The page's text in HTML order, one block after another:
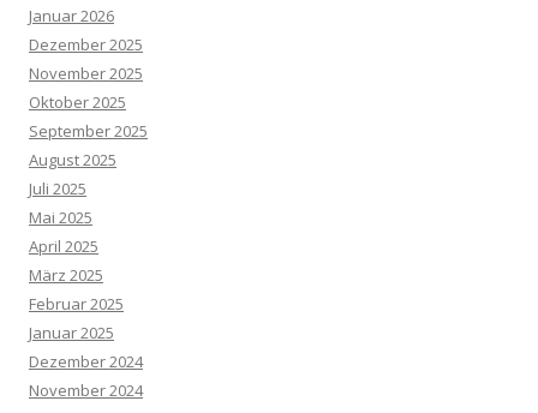
Januar 2026
Dezember 2025
November 2025
Oktober 2025
September 2025
August 2025
Juli 2025
Mai 2025
April 2025
März 2025
Februar 2025
Januar 2025
Dezember 2024
November 2024